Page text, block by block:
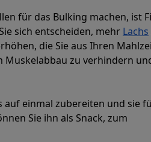
für das Bulking machen, ist
sich entscheiden, mehr Lachs
die Sie aus Ihren
zu verhindern
auf einmal zubereiten und sie
Sie ihn als Snack, zum